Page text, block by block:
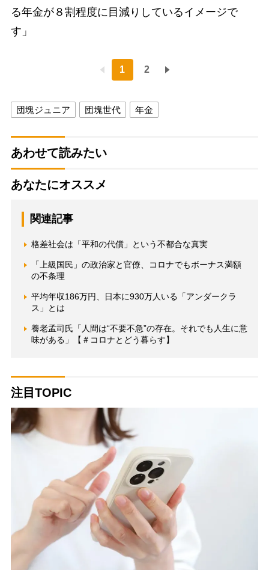
る年金が８割程度に目減りしているイメージで
す」
1 2
団塊ジュニア 団塊世代 年金
あわせて読みたい
あなたにオススメ
関連記事
格差社会は「平和の代償」という不都合な真実
「上級国民」の政治家と官僚、コロナでもボーナス満額
の不条理
平均年収186万円、日本に930万人いる「アンダークラ
ス」とは
養老孟司氏「人間は“不要不急”の存在。それでも人生に意
味がある」【＃コロナとどう暮らす】
注目TOPIC